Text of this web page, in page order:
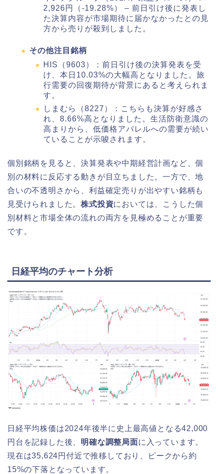
2,926円（-19.28%） – 前日引け後に発表し
た決算内容が市場期待に届かなかったとの見
方から売りが殺到しました。
その他注目銘柄
HIS（9603）：前日引け後の決算発表を受
け、本日10.03%の大幅高となりました。旅
行需要の回復期待が背景にあると考えられま
す。
しまむら（8227）：こちらも決算が好感さ
れ、8.66%高となりました。生活防衛意識の
高まりから、低価格アパレルへの需要が続い
ていることが示唆されます。
個別銘柄を見ると、決算発表や中期経営計画など、個
別の材料に反応する動きが目立ちました。一方で、地
合いの不透明さから、利益確定売りが出やすい銘柄も
見受けられました。株式投資においては、こうした個
別材料と市場全体の流れの両方を見極めることが重要
です。
日経平均のチャート分析
日経平均株価は2024年後半に史上最高値となる42,000
円台を記録した後、 明確な調整局面に入っています。
現在は35,624円付近で推移しており、ピークから約
15%の下落となっています。